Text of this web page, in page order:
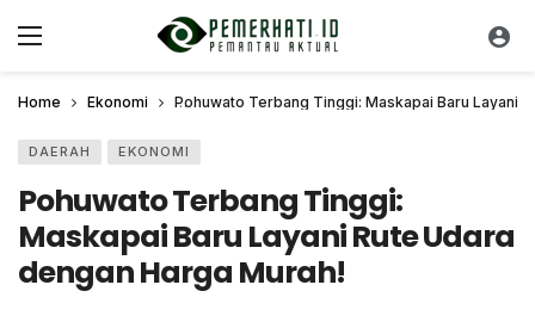
Home Ekonomi Pohuwato Terbang Tinggi: Maskapai Baru Layani
DAERAH EKONOMI
Pohuwato Terbang Tinggi:
Maskapai Baru Layani Rute Udara
dengan Harga Murah!